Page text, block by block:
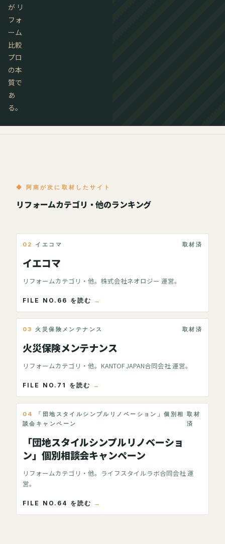
が リ
フォ
ーム
比較
プロ
の本
質で
あ
る。
◆ 阿南が次に取材したサイト
リフォームカテゴリ・他のランキング
02 イエコマ 取材済
イエコマ
リフォームカテゴリ・他。株式会社ネオロジー 運営。
FILE NO.66 を読む
03 火災保険メンテナンス 取材済
火災保険メンテナンス
リフォームカテゴリ・他。KANTOF JAPAN合同会社 運営。
FILE NO.71 を読む
04
「団地スタイルシンプルリノベーション」個別相
談会キャンペーン
取材
済
「団地スタイルシンプルリノベーショ
ン」個別相談会キャンペーン
リフォームカテゴリ・他。ライフスタイルラボ合同会社 運
営。
FILE NO.64 を読む